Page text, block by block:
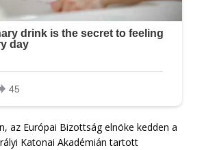
az Európai Bizottság elnöke kedden a
Katonai Akadémián tartott